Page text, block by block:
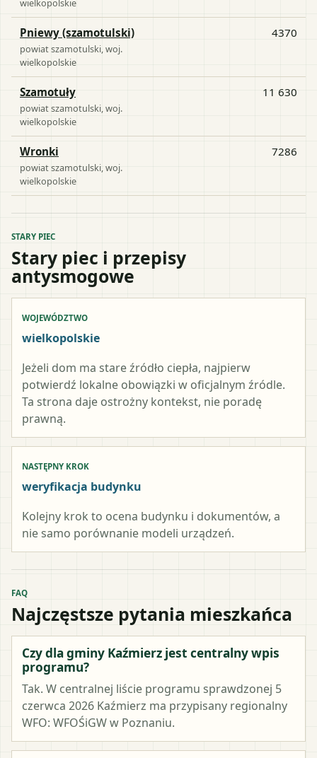
Pniewy (szamotulski)
powiatszamotulski , woj.
wielkopolskie
4370
Szamotuły
powiatszamotulski , woj.
wielkopolskie
11 630
Wronki
powiatszamotulski , woj.
wielkopolskie
7286
STARY PIEC
Stary piec i przepisy
antysmogowe
WOJEWÓDZTWO
wielkopolskie
Jeżeli dom ma stare źródło ciepła, najpierw
potwierdź lokalne obowiązki w oficjalnym źródle.
Ta strona daje ostrożny kontekst, nie poradę
prawną.
NASTĘPNY KROK
weryfikacja budynku
Kolejny krok to ocena budynku i dokumentów, a
nie samo porównanie modeli urządzeń.
FAQ
Najczęstsze pytania mieszkańca
Czy dla gminy Kaźmierz jest centralny wpis
programu?
Tak. W centralnej liście programu sprawdzonej 5
czerwca 2026 Kaźmierz ma przypisany regionalny
WFO: WFOŚiGW w Poznaniu.